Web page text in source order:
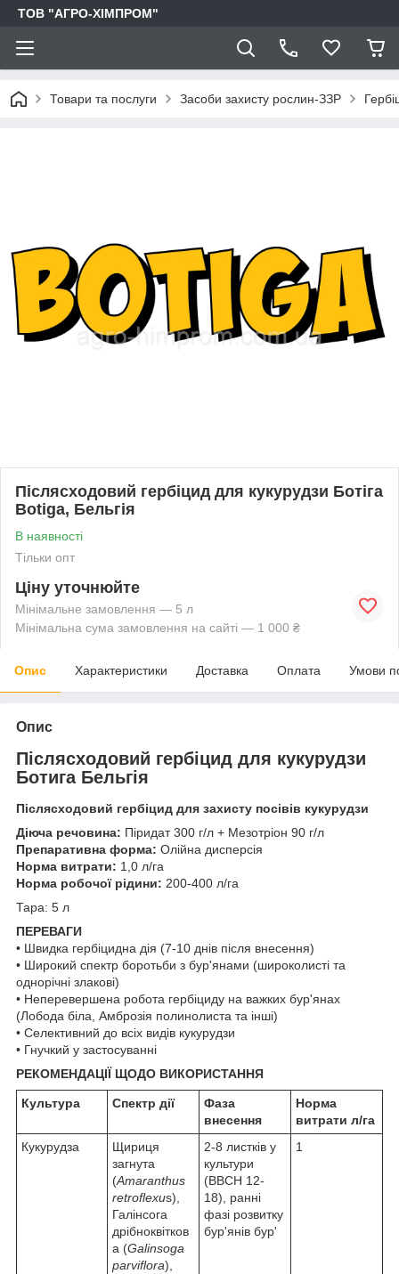
ТОВ "АГРО-ХІМПРОМ"
Товари та послуги Засоби захисту рослин-ЗЗР
Післясходовий гербіцид для кукурудзи Ботіга
Botiga, Бельгія
В наявності
Тільки опт
Ціну уточнюйте
Мінімальне замовлення — 5 л
Мінімальна сума замовлення на сайті — 1 000 ₴
Опис Характеристики Доставка Оплата Умови
Опис
Післясходовий гербіцид для кукурудзи
Ботига Бельгія
Післясходовий гербіцид для захисту посівів кукурудзи
Діюча речовина: Піридат 300 г/л + Мезотріон 90 г/л
Препаративна форма: Олійна дисперсія
Норма витрати: 1,0 л/га
Норма робочої рідини: 200-400 л/га
Тара: 5 л
ПЕРЕВАГИ
• Швидка гербіцидна дія (7-10 днів після внесення)
• Широкий спектр боротьби з бур'янами (широколисті та
однорічні злакові)
• Неперевершена робота гербіциду на важких бур'янах
(Лобода біла, Амброзія полинолиста та інші)
• Селективний до всіх видів кукурудзи
• Гнучкий у застосуванні
РЕКОМЕНДАЦІЇ ЩОДО ВИКОРИСТАННЯ
Культура Спектр дії
Фаза
внесення
Норма
витрати л/га
Кукурудза
Щириця
загнута
(Amaranthus
retroflexus),
Галінсога
дрібноквітков
а (Galinsoga
parviflora),
2-8 листків у
культури
(BBCH 12-
18), ранні
фазі розвитку
бур'янів бур'
1